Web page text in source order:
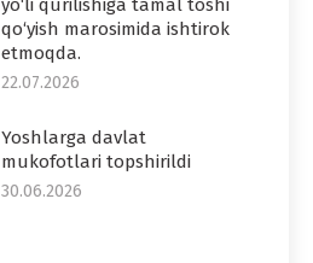
yo‘li qurilishiga tamal toshi
qo‘yish marosimida ishtirok
etmoqda.
22.07.2026
Yoshlarga davlat
mukofotlari topshirildi
30.06.2026